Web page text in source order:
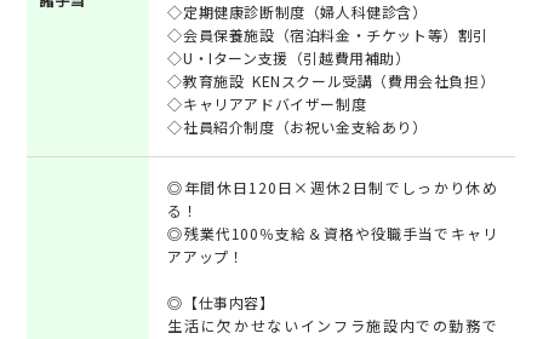
◇定期健康診断制度（婦人科健診含）
◇会員保養施設（宿泊料金・チケット等）割引
◇U・Iターン支援（引越費用補助）
◇教育施設 KENスクール受講（費用会社負担）
◇キャリアアドバイザー制度
◇社員紹介制度（お祝い金支給あり）
◎年間休日120日×週休2日制でしっかり休め
る！
◎残業代100％支給＆資格や役職手当でキャリ
アアップ！
◎【仕事内容】
生活に欠かせないインフラ施設内での勤務で